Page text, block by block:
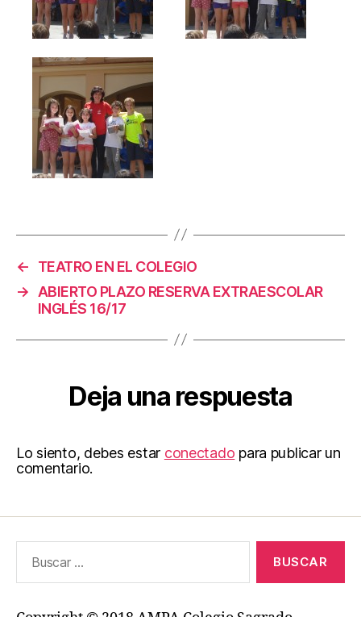
←
TEATRO EN EL COLEGIO
→
ABIERTO PLAZO RESERVA EXTRAESCOLAR
INGLÉS 16/17
Deja una respuesta
Lo siento, debes estar conectado para publicar un
comentario.